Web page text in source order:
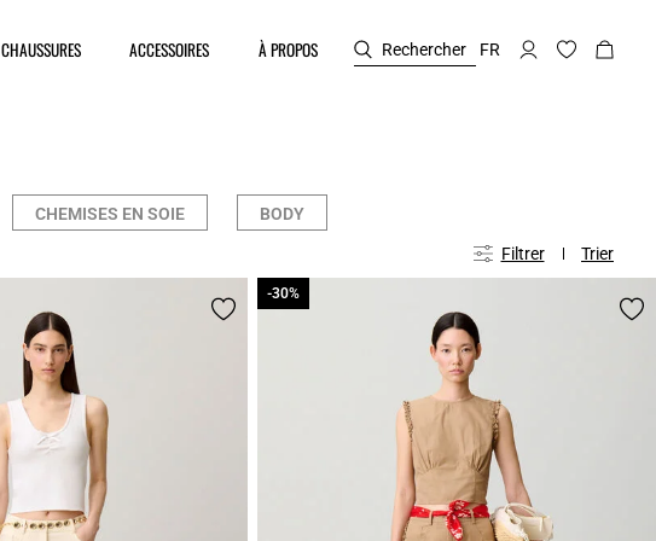
CHAUSSURES ACCESSOIRES À PROPOS Rechercher FR
CHEMISES EN SOIE BODY
Filtrer Trier
-30%
-30%